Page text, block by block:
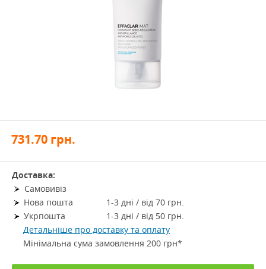
731.70 грн.
Доставка:
Самовивіз
Нова пошта
1-3 дні / від 70 грн.
Укрпошта
1-3 дні / від 50 грн.
Детальніше про доставку та оплату
Мінімальна сума замовлення 200 грн*